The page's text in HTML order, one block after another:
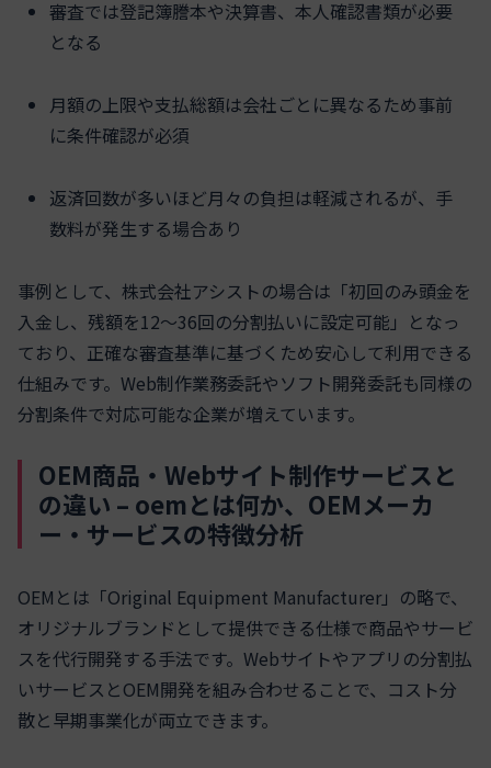
審査では登記簿謄本や決算書、本人確認書類が必要
となる
月額の上限や支払総額は会社ごとに異なるため事前
に条件確認が必須
返済回数が多いほど月々の負担は軽減されるが、手
数料が発生する場合あり
事例として、株式会社アシストの場合は「初回のみ頭金を
入金し、残額を12～36回の分割払いに設定可能」となっ
ており、正確な審査基準に基づくため安心して利用できる
仕組みです。Web制作業務委託やソフト開発委託も同様の
分割条件で対応可能な企業が増えています。
OEM商品・Webサイト制作サービスと
の違い – oemとは何か、OEMメーカ
ー・サービスの特徴分析
OEMとは「Original Equipment Manufacturer」の略で、
オリジナルブランドとして提供できる仕様で商品やサービ
スを代行開発する手法です。Webサイトやアプリの分割払
いサービスとOEM開発を組み合わせることで、コスト分
散と早期事業化が両立できます。